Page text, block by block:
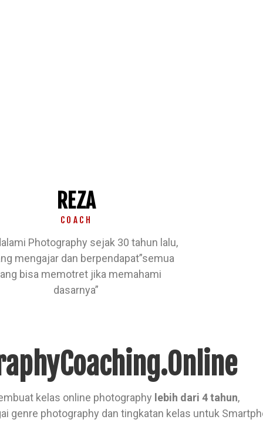
REZA
COACH
Photography sejak 30 tahun lalu,
mengajar dan berpendapat”semua
bisa memotret jika memahami
dasarnya”
kelas online photography lebih dari 4 tahun,
genre photography dan tingkatan kelas untuk